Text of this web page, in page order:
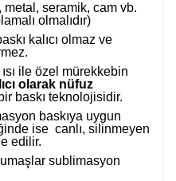
metal, seramik, cam vb.
olmalıdır)
kalıcı olmaz ve
ile özel mürekkebin
olarak nüfuz
baskı teknolojisidir.
baskıya uygun
ise canlı, silinmeyen
edilir.
sublimasyon